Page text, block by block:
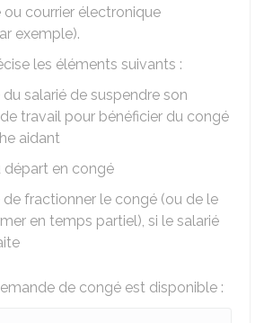
courrier électronique
exemple).
les éléments suivants :
salarié de suspendre son
travail pour bénéficier du congé
aidant
départ en congé
fractionner le congé (ou de le
en temps partiel), si le salarié
de congé est disponible :